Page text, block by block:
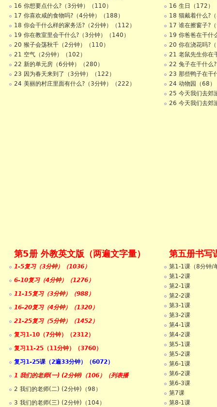
16 你想要点什么?（3分钟）（110）
17 你喜欢咸的食物吗?（4分钟）（188）
18 你会干什么样的家务活?（2分钟）（112）
19 你在教室里会干什么?（3分钟）（140）
20 猴子会荡秋千（2分钟）（110）
21 空气（2分钟）（102）
22 新的单元房（6分钟）（280）
23 因为春天来到了（3分钟）（122）
24 美丽的村庄里面有什么?（3分钟）（222）
16 生日（172）
18 猫戴着什么?
17 谁在擦窗子?
19 你爸爸在干什
20 你在浇花吗?
21 老鼠先生你在
22 兔子在干什么
23 那些鸭子在干
24 动物园（68）
25 今天我们去郊
26 今天我们去郊
第5册 外教英文版（两遍文字量）
1-5复习（3分钟）（1036）
6-10复习（4分钟）（1276）
11-15复习（3分钟）（988）
16-20复习（4分钟）（1320）
21-25复习（5分钟）（1452）
复习1-10（7分钟）（2312）
复习11-25（11分钟）（3760）
复习1-25课（2遍33分钟）（6072）
1 我们的老师(一) (2分钟)（106）（列表播
2 我们的老师(二) (2分钟)（98）
3 我们的老师(三) (2分钟)（104）
第五册书写
第1-1课（8分钟/
第1-2课
第2-1课
第2-2课
第3-1课
第3-2课
第4-1课
第4-2课
第5-1课
第5-2课
第6-1课
第6-2课
第6-3课
第7课
第8-1课